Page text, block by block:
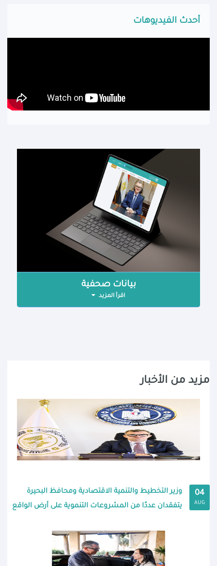
أحدث الفيديوهات
بيانات صحفية
اقرأ المزيد
مزيد من الأخبار
04
AUG
وزير التخطيط والتنمية الاقتصادية ومحافظ البحيرة
يتفقدان عددًا من المشروعات التنموية على أرض الواقع